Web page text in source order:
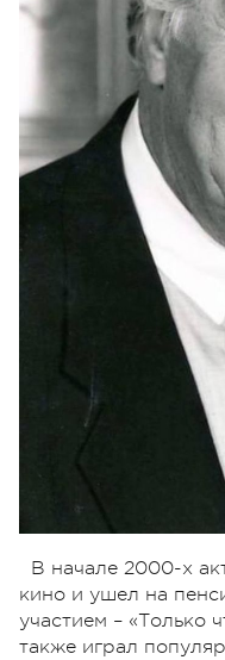
В начале 2000-х
кино и ушел на
участием – «Только
также играл